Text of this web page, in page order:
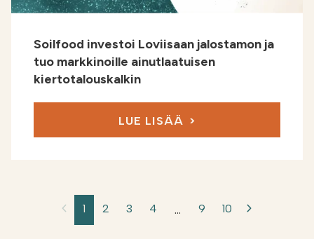
Soilfood investoi Loviisaan jalostamon ja
tuo markkinoille ainutlaatuisen
kiertotalouskalkin
LUE LISÄÄ
1 2 3 4 … 9 10